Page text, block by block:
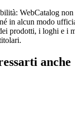
WebCatalog
in alcun modo
prodotti, i loghi e i
anche